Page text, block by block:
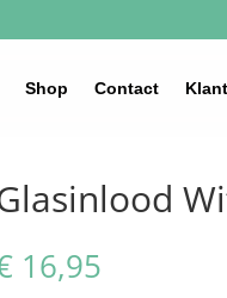
Shop Contact
16,95